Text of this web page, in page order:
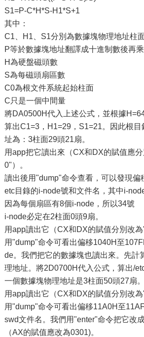
S1=P-C*H*S-H1*S+1
其中：
C1、H1、S1分別為數據塊物理地址柱
P等於數據塊地址翻譯成十進制數後再
H為硬盤磁頭數
S為每磁頭扇區數
C0為根文件系統起始柱面
C只是一個中間量
將DA0500H代入上述公式，並根據
算出C1=3，H1=29，S1=21。因此根
址為：3柱面29頭21扇。
用app把它讀出來（CX和DX的賦值應
0"）。
讀出後用"dump"命令查看，可以發現偏
etc目錄的i-node號和文件名，其中i-
因為每個扇區有8個i-node，所以34號
i-node必定在2柱面0頭9扇。
用app讀出它（CX和DX的賦值分別改為
用"dump"命令可看出偏移1040H至
de。我們把它的數據塊也讀出來。先計
理地址。將2D0700H代入公式，算出/
一個數據塊物理地址是3柱面50頭27扇。
用app讀出它（CX和DX的賦值分別改為
用"dump"命令可看出偏移11A0H至
swd文件名。我們用"enter"命令把它改
（AX的賦值應改為0301)。